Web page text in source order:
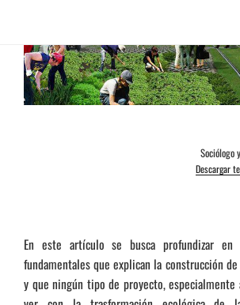
Sociólogo
Descargar
En este artículo se busca profundizar en
fundamentales que explican la construcción
y que ningún tipo de proyecto,